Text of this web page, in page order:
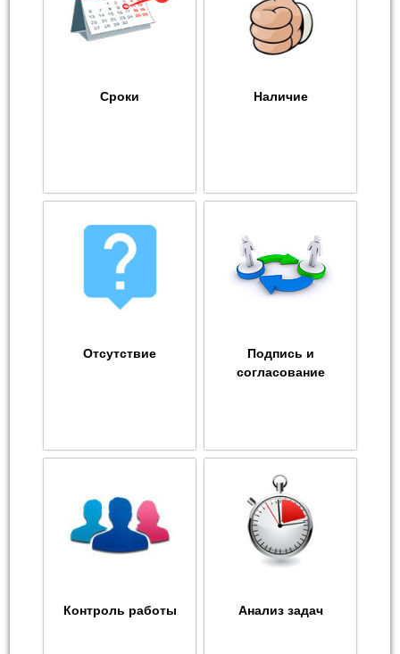
Сроки Наличие
Отсутствие
Подпись и
согласование
Контроль работы Анализ задач